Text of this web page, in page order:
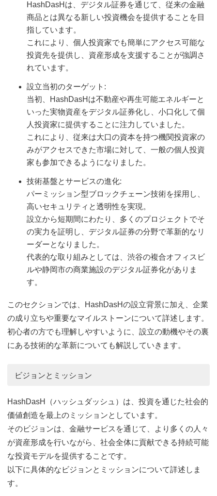
HashDasHは、デジタル証券を通じて、従来の金融
商品とは異なる新しい投資機会を提供することを目
指しています。
これにより、個人投資家でも簡単にアクセス可能な
投資先を提供し、資産形成を支援することが強調さ
れています。
設立当初のターゲット:
当初、HashDasHは不動産や再生可能エネルギーと
いった実物資産をデジタル証券化し、小口化して個
人投資家に提供することに注力していました。
これにより、従来は大口の資本を持つ機関投資家の
みがアクセスできた市場に対して、一般の個人投資
家も参加できるようになりました。
技術基盤とサービスの進化:
パーミッション型ブロックチェーン技術を採用し、
高いセキュリティと透明性を実現。
設立から短期間にわたり、多くのプロジェクトでそ
の実力を証明し、デジタル証券の分野で革新的なリ
ーダーとなりました。
代表的な取り組みとしては、渋谷の複合オフィスビ
ルや静岡市の商業施設のデジタル証券化がありま
す。
このセクションでは、HashDasHの設立背景に加え、企業
の成り立ちや重要なマイルストーンについて詳述します。
初心者の方でも理解しやすいように、設立の動機やその裏
にある技術的な革新についても解説していきます。
ビジョンとミッション
HashDasH（ハッシュダッシュ）は、投資を通じた社会的
価値創造を最上のミッションとしています。
そのビジョンは、金融サービスを通じて、より多くの人々
が資産形成を行いながら、社会全体に貢献できる持続可能
な投資モデルを提供することです。
以下に具体的なビジョンとミッションについて詳述しま
す。